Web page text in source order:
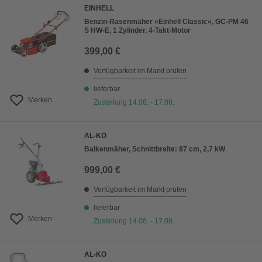
Merken
EINHELL
Benzin-Rasenmäher »Einhell Classic«, GC-PM 46
S HW-E, 1 Zylinder, 4-Takt-Motor
399,00 €
Verfügbarkeit im Markt prüfen
lieferbar
Zustellung 14.08. - 17.08.
Merken
AL-KO
Balkenmäher, Schnittbreite: 87 cm, 2,7 kW
999,00 €
Verfügbarkeit im Markt prüfen
lieferbar
Zustellung 14.08. - 17.08.
AL-KO